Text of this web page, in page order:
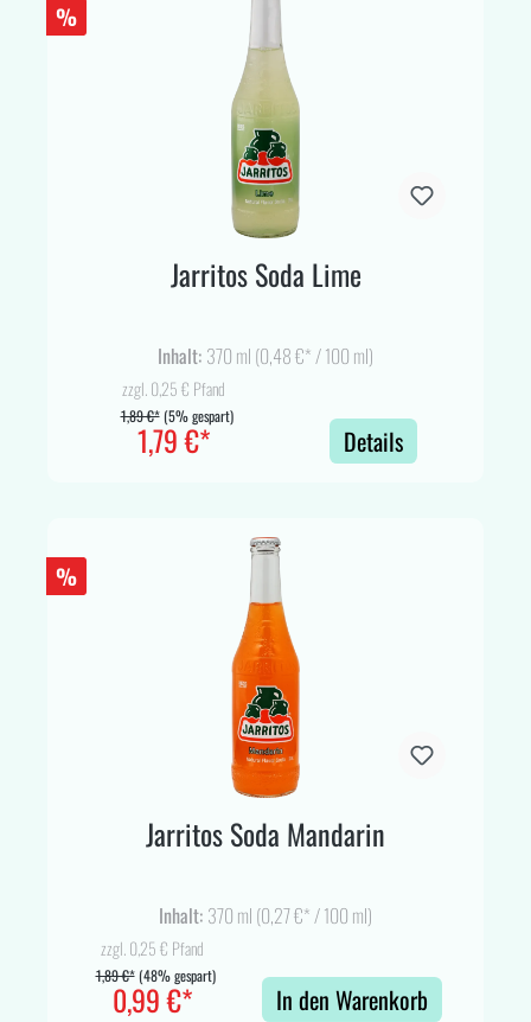
%
Jarritos Soda Lime
Inhalt: 370 ml (0,48 €* / 100 ml)
zzgl. 0,25 € Pfand
1,79 €*
1,89 €* (5% gespart)
Details
%
Jarritos Soda Mandarin
Inhalt: 370 ml (0,27 €* / 100 ml)
zzgl. 0,25 € Pfand
0,99 €*
1,89 €* (48% gespart)
In den Warenkorb